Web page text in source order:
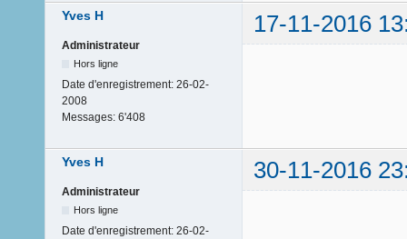
Yves H 17-11-2016
Administrateur
Hors ligne
Date d'enregistrement: 26-02-
2008
Messages: 6'408
Yves H 30-11-2016
Administrateur
Hors ligne
Date d'enregistrement: 26-02-